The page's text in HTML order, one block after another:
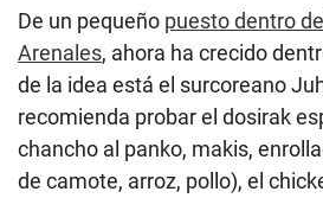
De un pequeño puesto dentro
Arenales, ahora ha crecido
de la idea está el surcoreano
recomienda probar el dosirak
chancho al panko, makis,
de camote, arroz, pollo), el